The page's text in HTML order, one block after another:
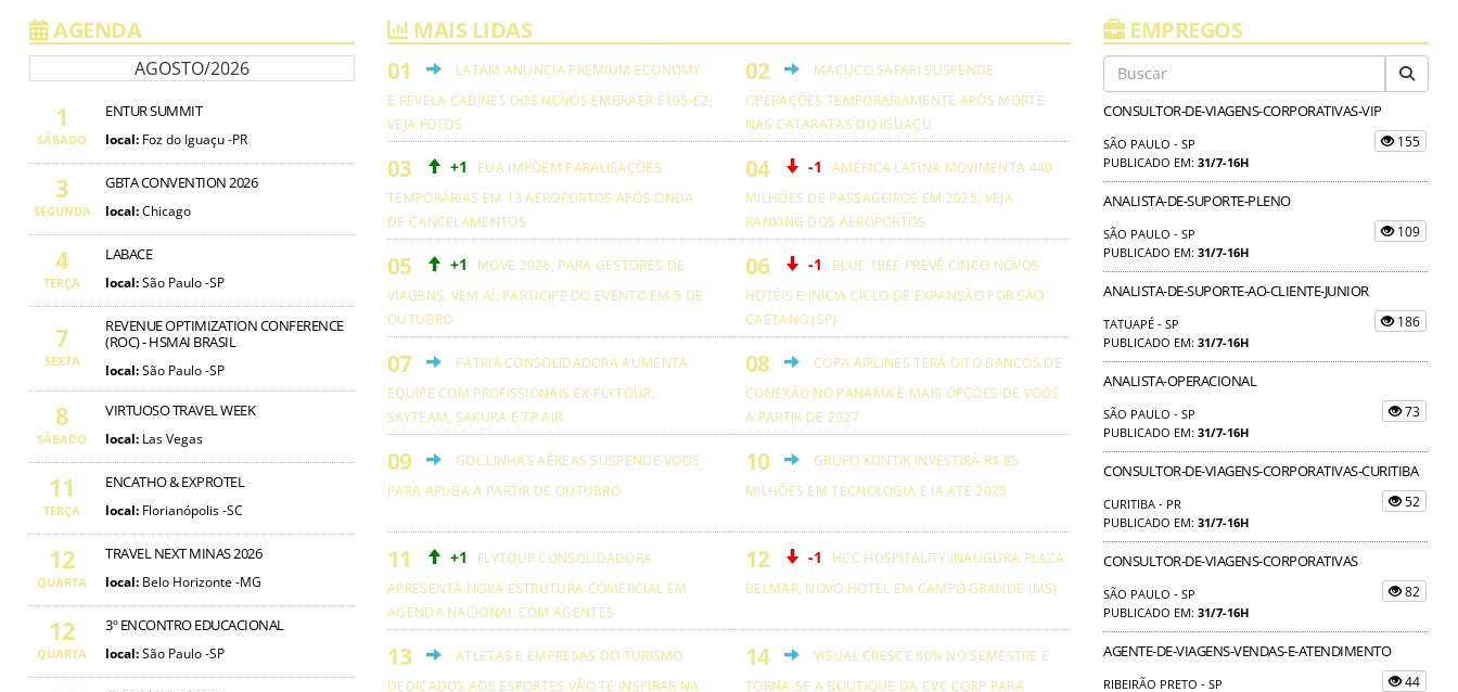
AGENDA
AGOSTO/2026
1
SÁBADO
ENTUR SUMMIT
local: Foz do Iguaçu -PR
3
SEGUNDA
GBTA CONVENTION 2026
local:Chicago
4
TERÇA
LABACE
local:São Paulo -SP
7
SEXTA
REVENUE OPTIMIZATION CONFERENCE
(ROC) - HSMAI BRASIL
local:São Paulo -SP
8
SÁBADO
VIRTUOSO TRAVEL WEEK
local: Las Vegas
11
TERÇA
ENCATHO & EXPROTEL
local: Florianópolis -SC
12
QUARTA
TRAVEL NEXT MINAS 2026
local: Belo Horizonte -MG
12
QUARTA
3º ENCONTRO EDUCACIONAL
local:São Paulo -SP
MAIS LIDAS
LATAM ANUNCIA PREMIUM ECONOMY
E REVELA CABINES DOS NOVOS EMBRAER E195-E2;
VEJA FOTOS
MACUCO SAFARI SUSPENDE
OPERAÇÕES TEMPORARIAMENTE APÓS MORTE
NAS CATARATAS DO IGUAÇU
+1
EUA IMPÕEM PARALISAÇÕES
TEMPORÁRIAS EM 13 AEROPORTOS APÓS ONDA
DE CANCELAMENTOS
-1
AMÉRICA LATINA MOVIMENTA 440
MILHÕES DE PASSAGEIROS EM 2025; VEJA
RANKING DOS AEROPORTOS
+1
MOVE 2026, PARA GESTORES DE
VIAGENS, VEM AÍ; PARTICIPE DO EVENTO EM 5 DE
OUTUBRO
-1
BLUE TREE PREVÊ CINCO NOVOS
HOTÉIS E INICIA CICLO DE EXPANSÃO POR SÃO
CAETANO (SP)
PÁTRIA CONSOLIDADORA AUMENTA
EQUIPE COM PROFISSIONAIS EX-FLYTOUR,
SKYTEAM, SAKURA E TP AIR
COPA AIRLINES TERÁ OITO BANCOS DE
CONEXÃO NO PANAMÁ E MAIS OPÇÕES DE VOOS
A PARTIR DE 2027
GOL LINHAS AÉREAS SUSPENDE VOOS
PARA ARUBA A PARTIR DE OUTUBRO
GRUPO KONTIK INVESTIRÁ R$ 85
MILHÕES EM TECNOLOGIA E IA ATÉ 2028
+1
FLYTOUR CONSOLIDADORA
APRESENTA NOVA ESTRUTURA COMERCIAL EM
AGENDA NACIONAL COM AGENTES
-1
HCC HOSPITALITY INAUGURA PLAZA
BELMAR, NOVO HOTEL EM CAMPO GRANDE (MS)
ATLETAS E EMPRESAS DO TURISMO
DEDICADOS AOS ESPORTES VÃO TE INSPIRAR NA
VISUAL CRESCE 80% NO SEMESTRE E
TORNA-SE A BOUTIQUE DA CVC CORP PARA
EMPREGOS
CONSULTOR-DE-VIAGENS-CORPORATIVAS-VIP
SÃO PAULO - SP
PUBLICADO EM: 31/7-16H
155
ANALISTA-DE-SUPORTE-PLENO
SÃO PAULO - SP
PUBLICADO EM: 31/7-16H
109
ANALISTA-DE-SUPORTE-AO-CLIENTE-JUNIOR
TATUAPÉ - SP
PUBLICADO EM: 31/7-16H
186
ANALISTA-OPERACIONAL
SÃO PAULO - SP
PUBLICADO EM: 31/7-16H
73
CONSULTOR-DE-VIAGENS-CORPORATIVAS-CURITIBA
CURITIBA - PR
PUBLICADO EM: 31/7-16H
52
CONSULTOR-DE-VIAGENS-CORPORATIVAS
SÃO PAULO - SP
PUBLICADO EM: 31/7-16H
82
AGENTE-DE-VIAGENS-VENDAS-E-ATENDIMENTO
RIBEIRÃO PRETO - SP
44